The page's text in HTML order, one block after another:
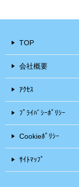
TOP
会社概要
ｱｸｾｽ
ﾌﾟﾗｲﾊﾞｼｰﾎﾟﾘｼｰ
Cookieﾎﾟﾘｼｰ
ｻｲﾄﾏｯﾌﾟ